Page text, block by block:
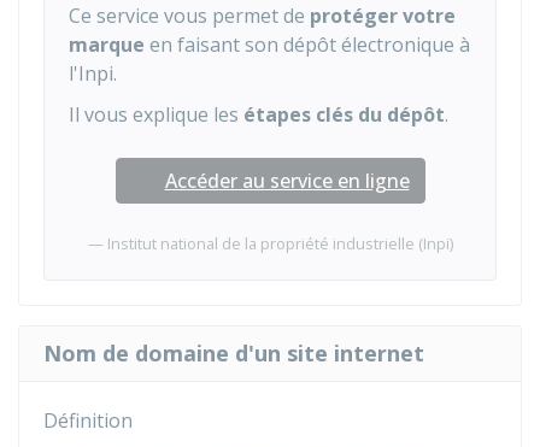
Ce service vous permet de protéger votre
marque en faisant son dépôt électronique à
l'Inpi.
Il vous explique les étapes clés du dépôt.
Accéder au service en ligne
Institut national de la propriété industrielle (Inpi)
Nom de domaine d'un site internet
Définition